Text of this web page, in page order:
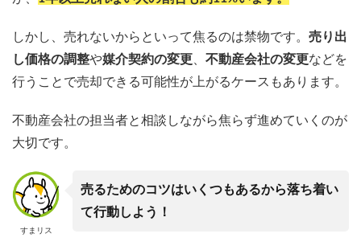
しかし、売れないからといって焦るのは禁物です。 売り出
し価格の調整や媒介契約の変更 不動産会社の変更などを
行うことで売却できる可能性が上がるケースもあります。
不動産会社の担当者と相談しながら焦らず進めていくのが
大切です。
すまリス
売るためのコツはいくつもあるから落ち着い
て行動しよう！